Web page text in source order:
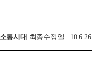
통시대 최종수정일 : 10.6.26